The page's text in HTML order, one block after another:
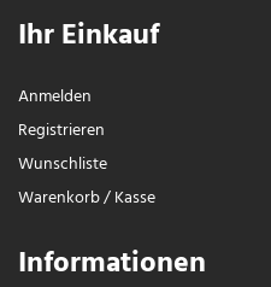
Ihr Einkauf
Anmelden
Registrieren
Wunschliste
Warenkorb/Kasse
Informationen